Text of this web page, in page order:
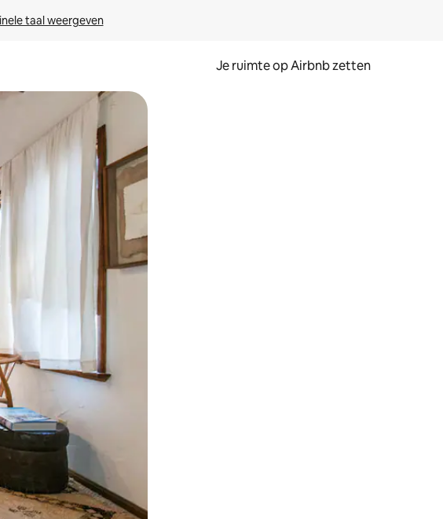
taal weergeven
Je ruimte op Airbnb zetten
óf door te tikken of swipen.